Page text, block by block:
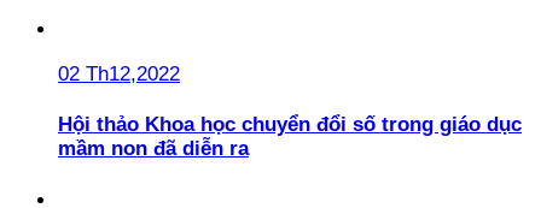
02 Th12,2022
Hội thảo Khoa học chuyển đổi số trong giáo dục
mầm non đã diễn ra